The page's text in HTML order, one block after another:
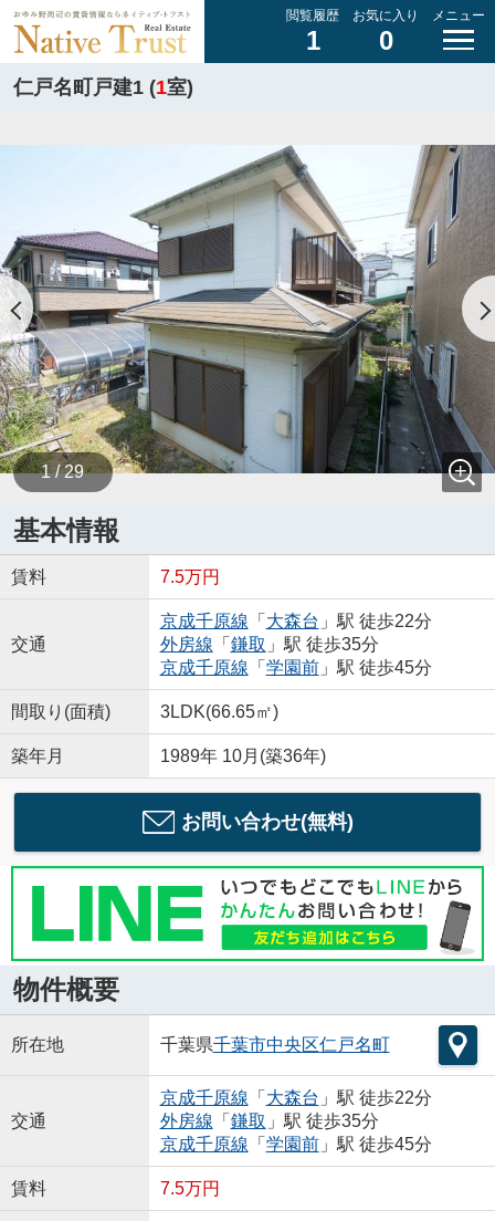
閲覧履歴
1
お気に入り
0
メニュー
仁戸名町戸建1 (1室)
1 / 29
基本情報
賃料 7.5万円
交通
京成千原線 「 大森台 」駅 徒歩22分
外房線 「 鎌取 」駅 徒歩35分
京成千原線 「 学園前」駅 徒歩45分
間取り(面積) 3LDK(66.65㎡)
築年月 1989年 10月(築36年)
お問い合わせ(無料)
物件概要
所在地 千葉県千葉市中央区仁戸名町
交通
京成千原線 「 大森台 」駅 徒歩22分
外房線 「 鎌取 」駅 徒歩35分
京成千原線 「 学園前」駅 徒歩45分
賃料 7.5万円